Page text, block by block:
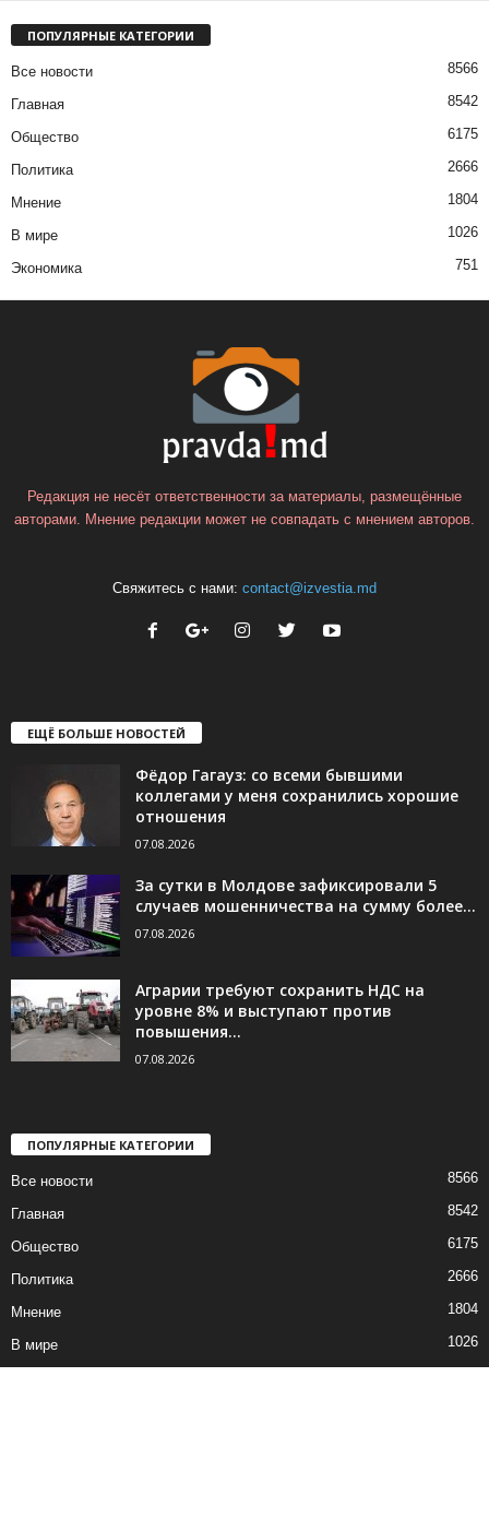
ПОПУЛЯРНЫЕ КАТЕГОРИИ
Все новости 8566
Главная 8542
Общество 6175
Политика 2666
Мнение 1804
В мире 1026
Экономика 751
Редакция не несёт ответственности за материалы, размещённые
авторами. Мнение редакции может не совпадать с мнением авторов.
Свяжитесь с нами: contact@izvestia.md
ЕЩЁ БОЛЬШЕ НОВОСТЕЙ
Фёдор Гагауз: со всеми бывшими
коллегами у меня сохранились хорошие
отношения
07.08.2026
За сутки в Молдове зафиксировали 5
случаев мошенничества на сумму более...
07.08.2026
Аграрии требуют сохранить НДС на
уровне 8% и выступают против
повышения...
07.08.2026
ПОПУЛЯРНЫЕ КАТЕГОРИИ
Все новости 8566
Главная 8542
Общество 6175
Политика 2666
Мнение 1804
В мире 1026